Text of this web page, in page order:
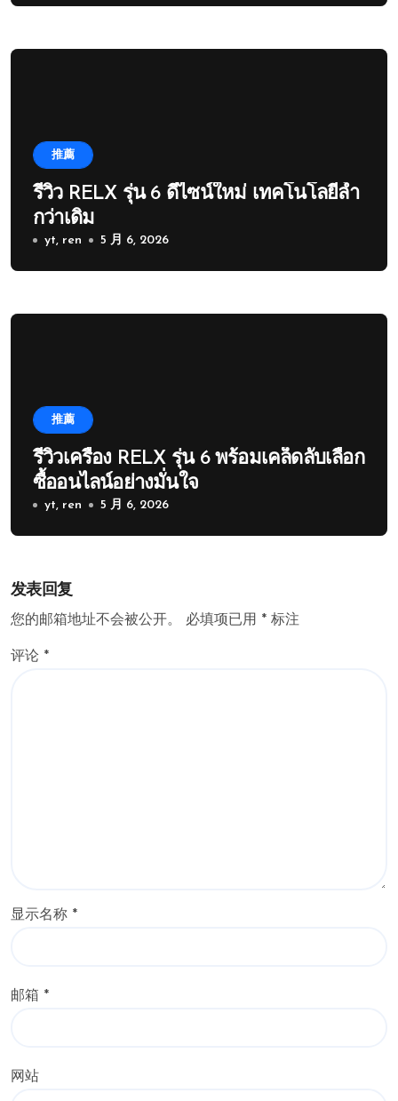
推薦
รีวิว RELX รุ่น 6 ดีไซน์ใหม่ เทคโนโลยีล้ำ
กว่าเดิม
yt, ren 5 月 6, 2026
推薦
รีวิวเครื่อง RELX รุ่น 6 พร้อมเคล็ดลับเลือก
ซื้ออนไลน์อย่างมั่นใจ
yt, ren 5 月 6, 2026
发表回复
您的邮箱地址不会被公开。 必填项已用 * 标注
评论 *
显示名称 *
邮箱 *
网站